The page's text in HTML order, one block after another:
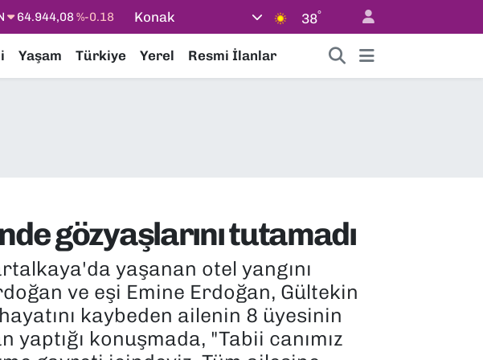
47,7436%0.18
64,4811%0.38
Konak 38°
Yaşam Türkiye Yerel Resmi İlanlar
gözyaşlarını tutamadı
yaşanan otel yangını
ve eşi Emine Erdoğan, Gültekin
kaybeden ailenin 8 üyesinin
yaptığı konuşmada, "Tabii canımız